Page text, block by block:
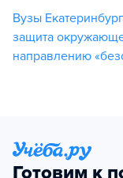
Вузы
защита
направлению
Готовим к